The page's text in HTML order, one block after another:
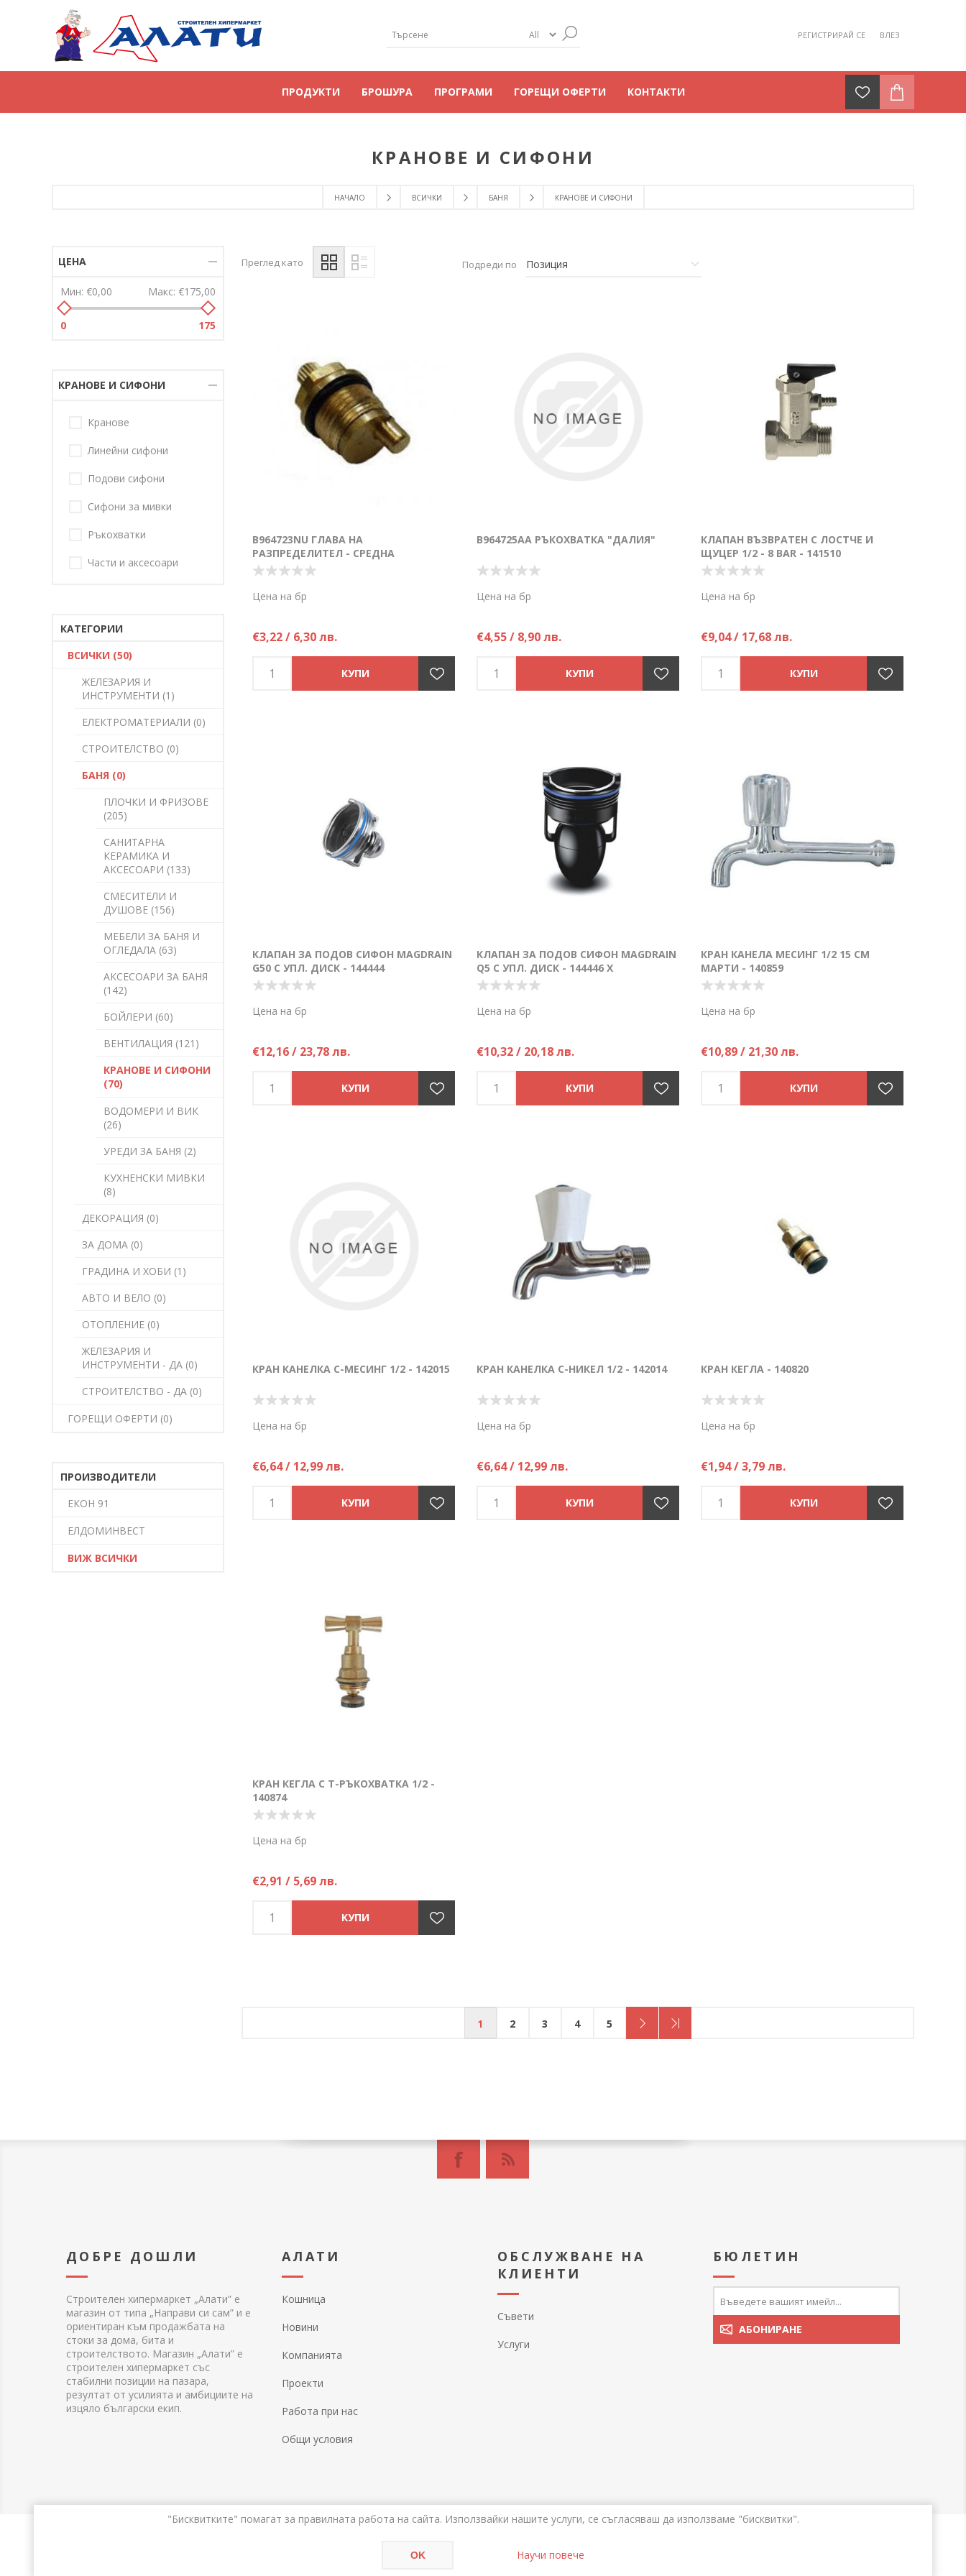
РЕГИСТРИРАЙ СЕ ВЛЕЗ
ПРОДУКТИ БРОШУРА ПРОГРАМИ ГОРЕЩИ ОФЕРТИ КОНТАКТИ
НАЧАЛО ВСИЧКИ БАНЯ КРАНОВЕ И СИФОНИ
КРАНОВЕ И СИФОНИ
Преглед като Подреди по
B964723NU ГЛАВА НА
РАЗПРЕДЕЛИТЕЛ - СРЕДНА
Цена на бр
€3,22 / 6,30 лв.
B964725AA РЪКОХВАТКА "ДАЛИЯ"
Цена на бр
€4,55 / 8,90 лв.
КЛАПАН ВЪЗВРАТЕН С ЛОСТЧЕ И
ЩУЦЕР 1/2 - 8 BAR - 141510
Цена на бр
€9,04 / 17,68 лв.
КЛАПАН ЗА ПОДОВ СИФОН MAGDRAIN
G50 С УПЛ. ДИСК - 144444
Цена на бр
€12,16 / 23,78 лв.
КЛАПАН ЗА ПОДОВ СИФОН MAGDRAIN
Q5 С УПЛ. ДИСК - 144446 Х
Цена на бр
€10,32 / 20,18 лв.
КРАН КАНЕЛА МЕСИНГ 1/2 15 СМ
МАРТИ - 140859
Цена на бр
€10,89 / 21,30 лв.
КРАН КАНЕЛКА С-МЕСИНГ 1/2 - 142015
Цена на бр
€6,64 / 12,99 лв.
КРАН КАНЕЛКА С-НИКЕЛ 1/2 - 142014
Цена на бр
€6,64 / 12,99 лв.
КРАН КЕГЛА - 140820
Цена на бр
€1,94 / 3,79 лв.
КРАН КЕГЛА С Т-РЪКОХВАТКА 1/2 -
140874
Цена на бр
€2,91 / 5,69 лв.
1 2 3 4 5
ЦЕНА
Мин: €0,00 Макс: €175,00
0 175
КРАНОВЕ И СИФОНИ
Кранове
Линейни сифони
Подови сифони
Сифони за мивки
Ръкохватки
Части и аксесоари
КАТЕГОРИИ
ВСИЧКИ (50)
ЖЕЛЕЗАРИЯ И
ИНСТРУМЕНТИ (1)
ЕЛЕКТРОМАТЕРИАЛИ (0)
СТРОИТЕЛСТВО (0)
БАНЯ (0)
ПЛОЧКИ И ФРИЗОВЕ
(205)
САНИТАРНА
КЕРАМИКА И
АКСЕСОАРИ (133)
СМЕСИТЕЛИ И
ДУШОВЕ (156)
МЕБЕЛИ ЗА БАНЯ И
ОГЛЕДАЛА (63)
АКСЕСОАРИ ЗА БАНЯ
(142)
БОЙЛЕРИ (60)
ВЕНТИЛАЦИЯ (121)
КРАНОВЕ И СИФОНИ
(70)
ВОДОМЕРИ И ВИК
(26)
УРЕДИ ЗА БАНЯ (2)
КУХНЕНСКИ МИВКИ
(8)
ДЕКОРАЦИЯ (0)
ЗА ДОМА (0)
ГРАДИНА И ХОБИ (1)
АВТО И ВЕЛО (0)
ОТОПЛЕНИЕ (0)
ЖЕЛЕЗАРИЯ И
ИНСТРУМЕНТИ - ДА (0)
СТРОИТЕЛСТВО - ДА (0)
ГОРЕЩИ ОФЕРТИ (0)
ПРОИЗВОДИТЕЛИ
ЕКОН 91
ЕЛДОМИНВЕСТ
ВИЖ ВСИЧКИ
ДОБРЕ ДОШЛИ
Строителен хипермаркет „Алати” е
магазин от типа „Направи си сам” и е
ориентиран към продажбата на
стоки за дома, бита и
строителството. Магазин „Алати” е
строителен хипермаркет със
стабилни позиции на пазара,
резултат от усилията и амбициите на
изцяло български екип.
АЛАТИ
Кошница
Новини
Компанията
Проекти
Работа при нас
Общи условия
ОБСЛУЖВАНЕ НА
КЛИЕНТИ
Съвети
Услуги
БЮЛЕТИН
"Бисквитките" помагат за правилната работа на сайта. Използвайки нашите услуги, се съгласяваш да използваме "бисквитки".
OK Научи повече